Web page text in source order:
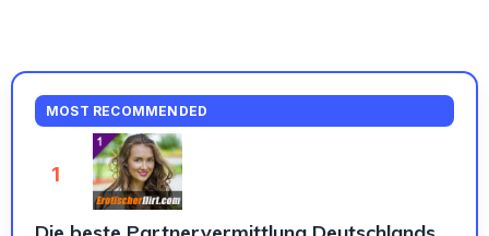
MOST RECOMMENDED
1